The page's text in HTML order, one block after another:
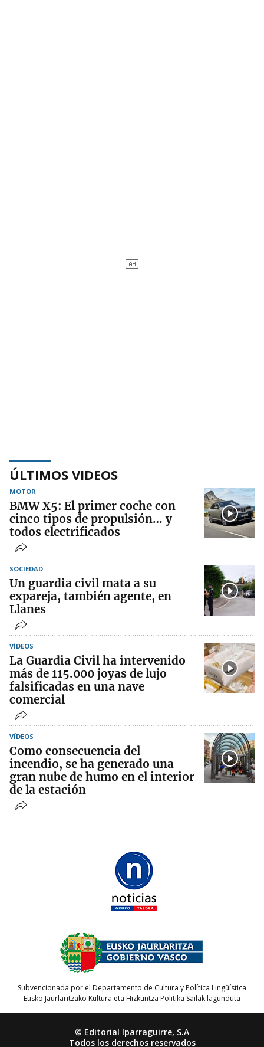
ÚLTIMOS VIDEOS
MOTOR
BMW X5: El primer coche con
cinco tipos de propulsión… y
todos electrificados
SOCIEDAD
Un guardia civil mata a su
expareja, también agente, en
Llanes
VÍDEOS
La Guardia Civil ha intervenido
más de 115.000 joyas de lujo
falsificadas en una nave
comercial
VÍDEOS
Como consecuencia del
incendio, se ha generado una
gran nube de humo en el interior
de la estación
Subvencionada por el Departamento de Cultura y Política Lingüística
Eusko Jaurlaritzako Kultura eta Hizkuntza Politika Sailak lagunduta
© Editorial Iparraguirre, S.A
Todos los derechos reservados